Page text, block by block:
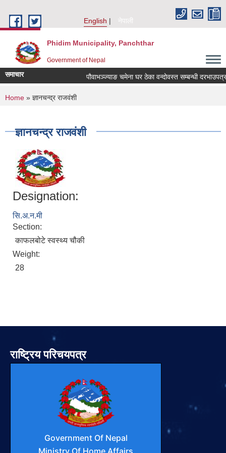
English
नेपाली
Phidim Municipality, Panchthar
Government of Nepal
समाचार पौवाभञ्ज्याङ चमेना घर ठेका वन्दोवस्त सम्बन्धी
You are here
Home » ज्ञानचन्द्र राजवंशी
ज्ञानचन्द्र राजवंशी
Designation:
सि.अ.न.मी
Section:
काफलबोटे स्वस्थ्य चौकी
Weight:
28
राष्ट्रिय परिचयपत्र